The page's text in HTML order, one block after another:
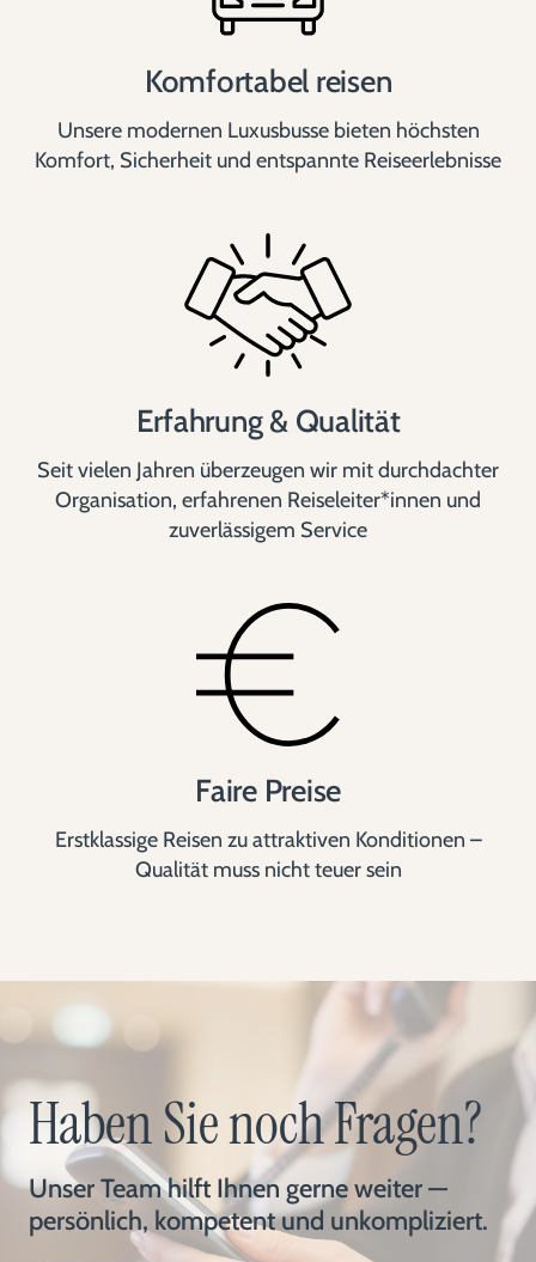
Komfortabel reisen
Unsere modernen Luxusbusse bieten höchsten
Komfort, Sicherheit und entspannte Reiseerlebnisse
Erfahrung & Qualität
Seit vielen Jahren überzeugen wir mit durchdachter
Organisation, erfahrenen Reiseleiter*innen und
zuverlässigem Service
Faire Preise
Erstklassige Reisen zu attraktiven Konditionen –
Qualität muss nicht teuer sein
Haben Sie noch Fragen?
Unser Team hilft Ihnen gerne weiter —
persönlich, kompetent und unkompliziert.